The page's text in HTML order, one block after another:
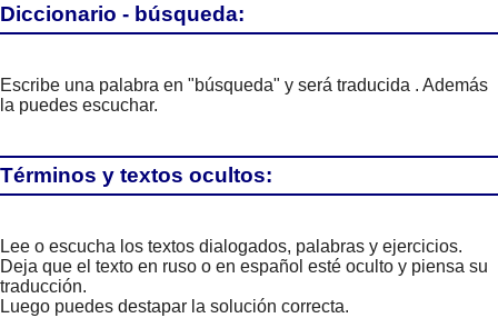
Diccionario - búsqueda:
Escribe una palabra en "búsqueda" y será traducida . Además
la puedes escuchar.
Términos y textos ocultos:
Lee o escucha los textos dialogados, palabras y ejercicios.
Deja que el texto en ruso o en español esté oculto y piensa su
traducción.
Luego puedes destapar la solución correcta.